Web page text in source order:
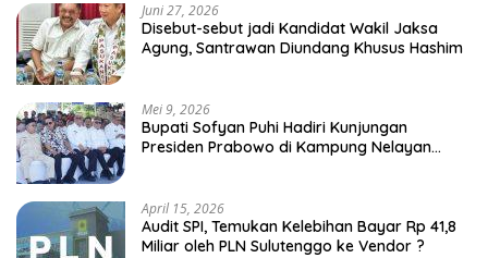
Juni 27, 2026
Disebut-sebut jadi Kandidat Wakil Jaksa
Agung, Santrawan Diundang Khusus Hashim
Mei 9, 2026
Bupati Sofyan Puhi Hadiri Kunjungan
Presiden Prabowo di Kampung Nelayan
April 15, 2026
Audit SPI, Temukan Kelebihan Bayar Rp 41,8
Miliar oleh PLN Sulutenggo ke Vendor ?